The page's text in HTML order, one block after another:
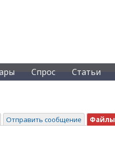
Спрос Статьи
Отправить сообщение Файлы